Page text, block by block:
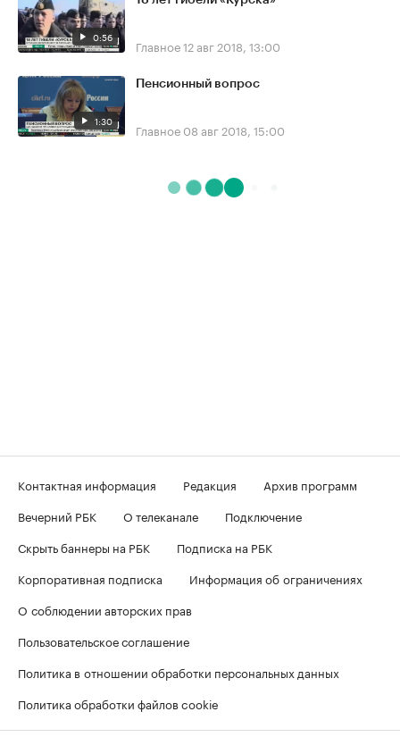
0:56 Главное12 авг 2018, 13:00
1:30
Пенсионный вопрос
Главное 08 авг 2018, 15:00
Контактная информация Редакция
Архив программ
Вечерний РБК
О телеканале
Подключение
Скрыть баннеры на РБК
Подписка на РБК
Корпоративная подписка
Информация об ограничениях
О соблюдении авторских прав
Пользовательское соглашение
Политика в отношении обработки персональных данных
Политика обработки файлов cookie